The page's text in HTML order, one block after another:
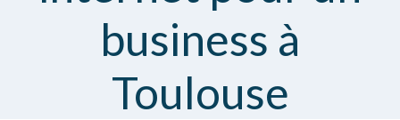
business à
Toulouse